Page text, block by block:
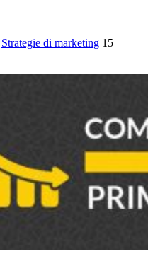
Strategie di marketing 15